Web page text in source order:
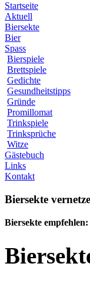
Startseite
Aktuell
Biersekte
Bier
Spass
Bierspiele
Brettspiele
Gedichte
Gesundheitstipps
Gründe
Promillomat
Trinkspiele
Trinksprüche
Witze
Gästebuch
Links
Kontakt
Biersekte
Biersekte empfehlen: